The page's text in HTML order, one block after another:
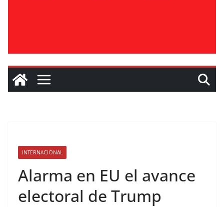
INTERNACIONAL
Alarma en EU el avance
electoral de Trump